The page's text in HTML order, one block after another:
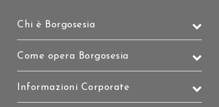
Chi è Borgosesia
Come opera Borgosesia
Informazioni Corporate